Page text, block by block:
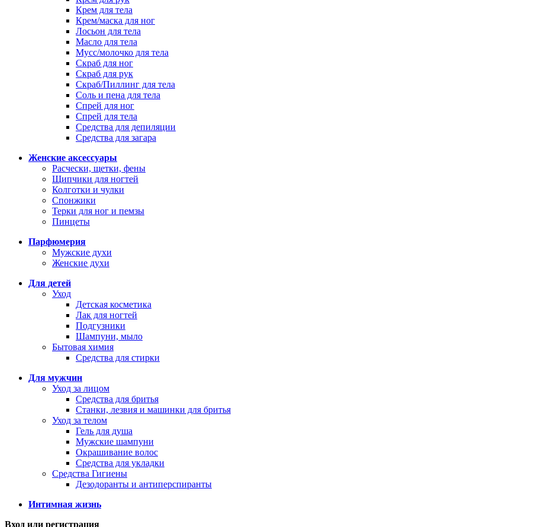
Крем для тела
Крем/маска для ног
Лосьон для тела
Масло для тела
Мусс/молочко для тела
Скраб для ног
Скраб для рук
Скраб/Пиллинг для тела
Соль и пена для тела
Спрей для ног
Спрей для тела
Средства для депиляции
Средства для загара
Женские аксессуары
Расчески, щетки, фены
Щипчики для ногтей
Колготки и чулки
Спонжики
Терки для ног и пемзы
Пинцеты
Парфюмерия
Мужские духи
Женские духи
Для детей
Уход
Детская косметика
Лак для ногтей
Подгузники
Шампуни, мыло
Бытовая химия
Средства для стирки
Для мужчин
Уход за лицом
Средства для бритья
Станки, лезвия и машинки для бритья
Уход за телом
Гель для душа
Мужские шампуни
Окрашивание волос
Средства для укладки
Средства Гигиены
Дезодоранты и антиперспиранты
Интимная жизнь
Вход или регистрация